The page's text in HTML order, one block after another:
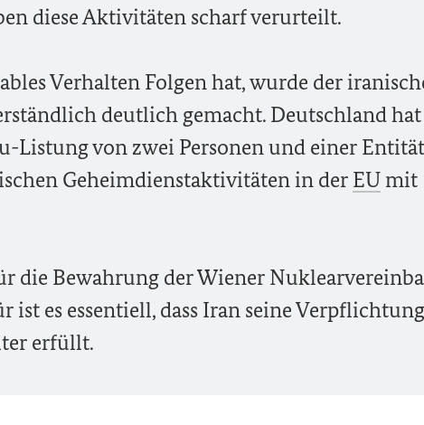
diese Aktivitäten scharf verurteilt.
Verhalten Folgen hat, wurde der
deutlich gemacht. Deutschland
Listung von zwei Personen und einer
Geheimdienstaktivitäten in der EU mit
die Bewahrung der Wiener
ist es essentiell, dass Iran seine
erfüllt.